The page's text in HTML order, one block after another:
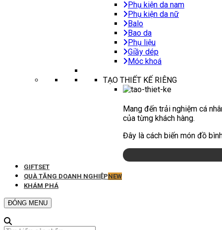
Phụ kiện da nam
Phụ kiện da nữ
Balo
Bao da
Phụ liệu
Giầy dép
Móc khoá
TẠO THIẾT KẾ RIÊNG
Mang đến trải nghiệm cá
của từng khách hàng.
Đây là cách biến món đồ
GIFTSET
QUÀ TẶNG DOANH NGHIỆPNEW
KHÁM PHÁ
ĐÓNG MENU